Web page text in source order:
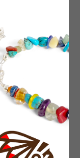
クーチューキ
Happy 4Wayシリ
入荷いたしました...